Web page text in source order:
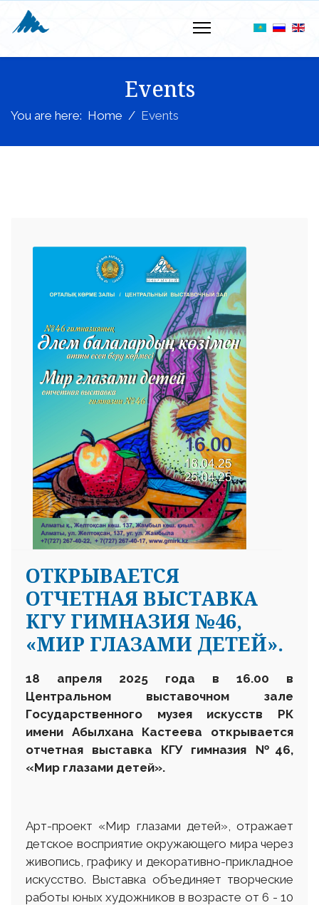
Events
You are here: Home Events
ОТКРЫВАЕТСЯ
ОТЧЕТНАЯ ВЫСТАВКА
КГУ ГИМНАЗИЯ №46,
«МИР ГЛАЗАМИ ДЕТЕЙ».
18 апреля 2025 года в 16.00 в
Центральном выставочном зале
Государственного музея искусств РК
имени Абылхана Кастеева открывается
отчетная
выставка КГУ гимназия №46,
«Мир глазами детей».
Арт-проект «Мир глазами детей», отражает
детское восприятие окружающего мира через
живопись, графику и декоративно-прикладное
искусство. Выставка объединяет творческие
работы юных художников в возрасте от 6 - 10